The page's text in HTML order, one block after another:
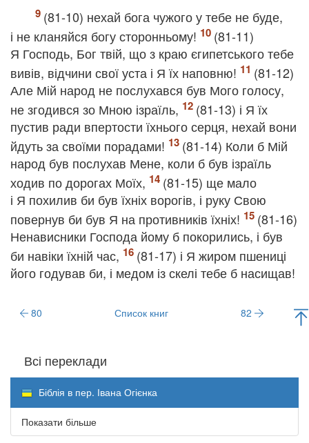
(81-10) нехай бога чужого у тебе не буде,
і не кланяйся богу сторонньому!
(81-11)
Я Господь, Бог твій, що з краю єгипетського тебе
вивів, відчини свої уста і Я їх наповню!
(81-12)
Але Мій народ не послухався був Мого голосу,
не згодився зо Мною ізраїль,
(81-13) і Я їх
пустив ради впертости їхнього серця, нехай вони
йдуть за своїми порадами!
(81-14) Коли б Мій
народ був послухав Мене, коли б був ізраїль
ходив по дорогах Моїх,
(81-15) ще мало
і Я похилив би був їхніх ворогів, і руку Свою
повернув би був Я на противників їхніх!
(81-16)
Ненависники Господа йому б покорились, і був
би навіки їхній час,
(81-17) і Я жиром пшениці
його годував би, і медом із скелі тебе б насищав!
80 Список книг 82
Всі переклади
Біблія в пер. Івана Огієнка
Показати більше